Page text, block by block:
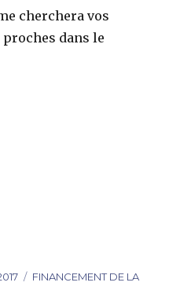
cherchera vos
dans le
Catégories
FINANCEMENT DE LA